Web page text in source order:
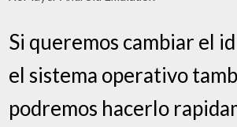
Si queremos cambiar el
el sistema operativo
podremos hacerlo